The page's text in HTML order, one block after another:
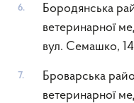
Бородянська
ветеринарної
вул. Семашко,
Броварська
ветеринарної